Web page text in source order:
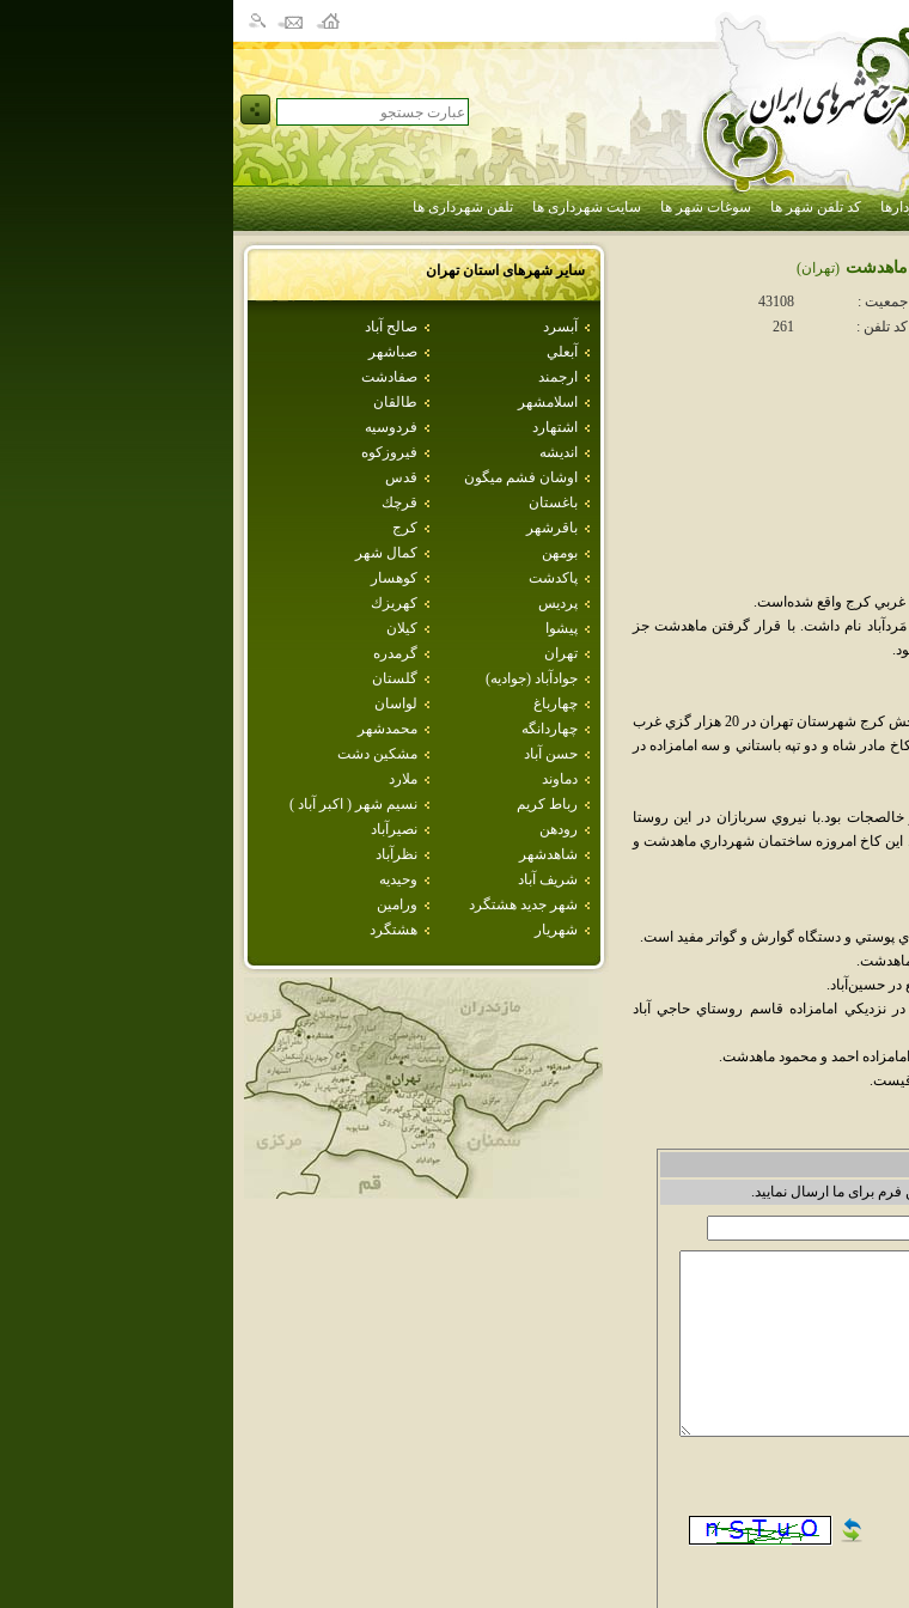
کد تلفن شهر ها سوغات شهر ها سایت شهرداری ها تلفن شهرداری ها
سایر شهرهای استانتهران
آبسرد
صالح آباد
آبعلي
صباشهر
ارجمند
صفادشت
اسلامشهر
طالقان
اشتهارد
فردوسيه
انديشه
فيروزكوه
اوشان فشم ميگون
قدس
باغستان
قرچك
باقرشهر
كرج
بومهن
كمال شهر
پاكدشت
كوهسار
پرديس
كهريزك
پيشوا
كيلان
تهران
گرمدره
جوادآباد (جواديه)
گلستان
چهارباغ
لواسان
چهاردانگه
محمدشهر
حسن آباد
مشكين دشت
دماوند
ملارد
رباط كريم
نسيم شهر ( اكبر آباد )
رودهن
نصيرآباد
شاهدشهر
نظرآباد
شريف آباد
وحيديه
شهر جديد هشتگرد
ورامين
شهريار
هشتگرد
ماهدشت (تهران)
جمعیت :
43108
کد تلفن :
261
نام داشت. با قرار گرفتن ماهدشت جز
جلد دوازدهم لغت‌نامه دهخدا مي‌نويسد: مردآباد دهي است از دهستان حومه بخش کرج شهرستان تهران در 20 هزار گزي غرب
شاه و دو تپه باستاني و سه امامزاده در
خالصجات بود.با نيروي سربازان در اين روستا
اين کاخ امروزه ساختمان شهرداري ماهدشت و
پوستي و دستگاه گوارش و گواتر مفيد است.
ماهدشت.
در حسين‌آباد.
نزديکي امامزاده قاسم روستاي حاجي آباد
برای ما ارسال نمایید.